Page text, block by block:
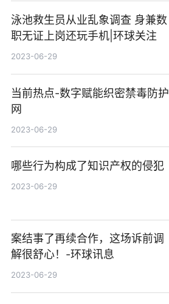
泳池救生员从业乱象调查 身兼数
职无证上岗还玩手机|环球关注
2023-06-29
当前热点-数字赋能织密禁毒防护
网
2023-06-29
哪些行为构成了知识产权的侵犯
2023-06-29
案结事了再续合作，这场诉前调
解很舒心！-环球讯息
2023-06-29